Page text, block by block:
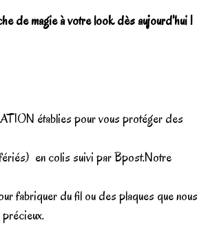
de magie à votre look dès aujourd'hui !
établies pour vous protéger des
fériés) en colis suivi par Bpost.Notre
fabriquer du fil ou des plaques que nous